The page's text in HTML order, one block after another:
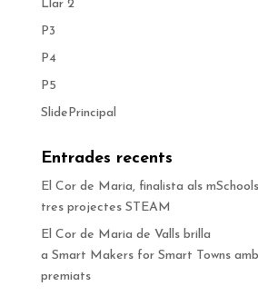
Llar 2
P3
P4
P5
SlidePrincipal
Entrades recents
El Cor de Maria, finalista als
tres projectes STEAM
El Cor de Maria de Valls brilla
a Smart Makers for Smart Towns
premiats